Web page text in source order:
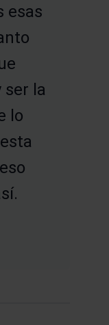
esas
ser la
lo